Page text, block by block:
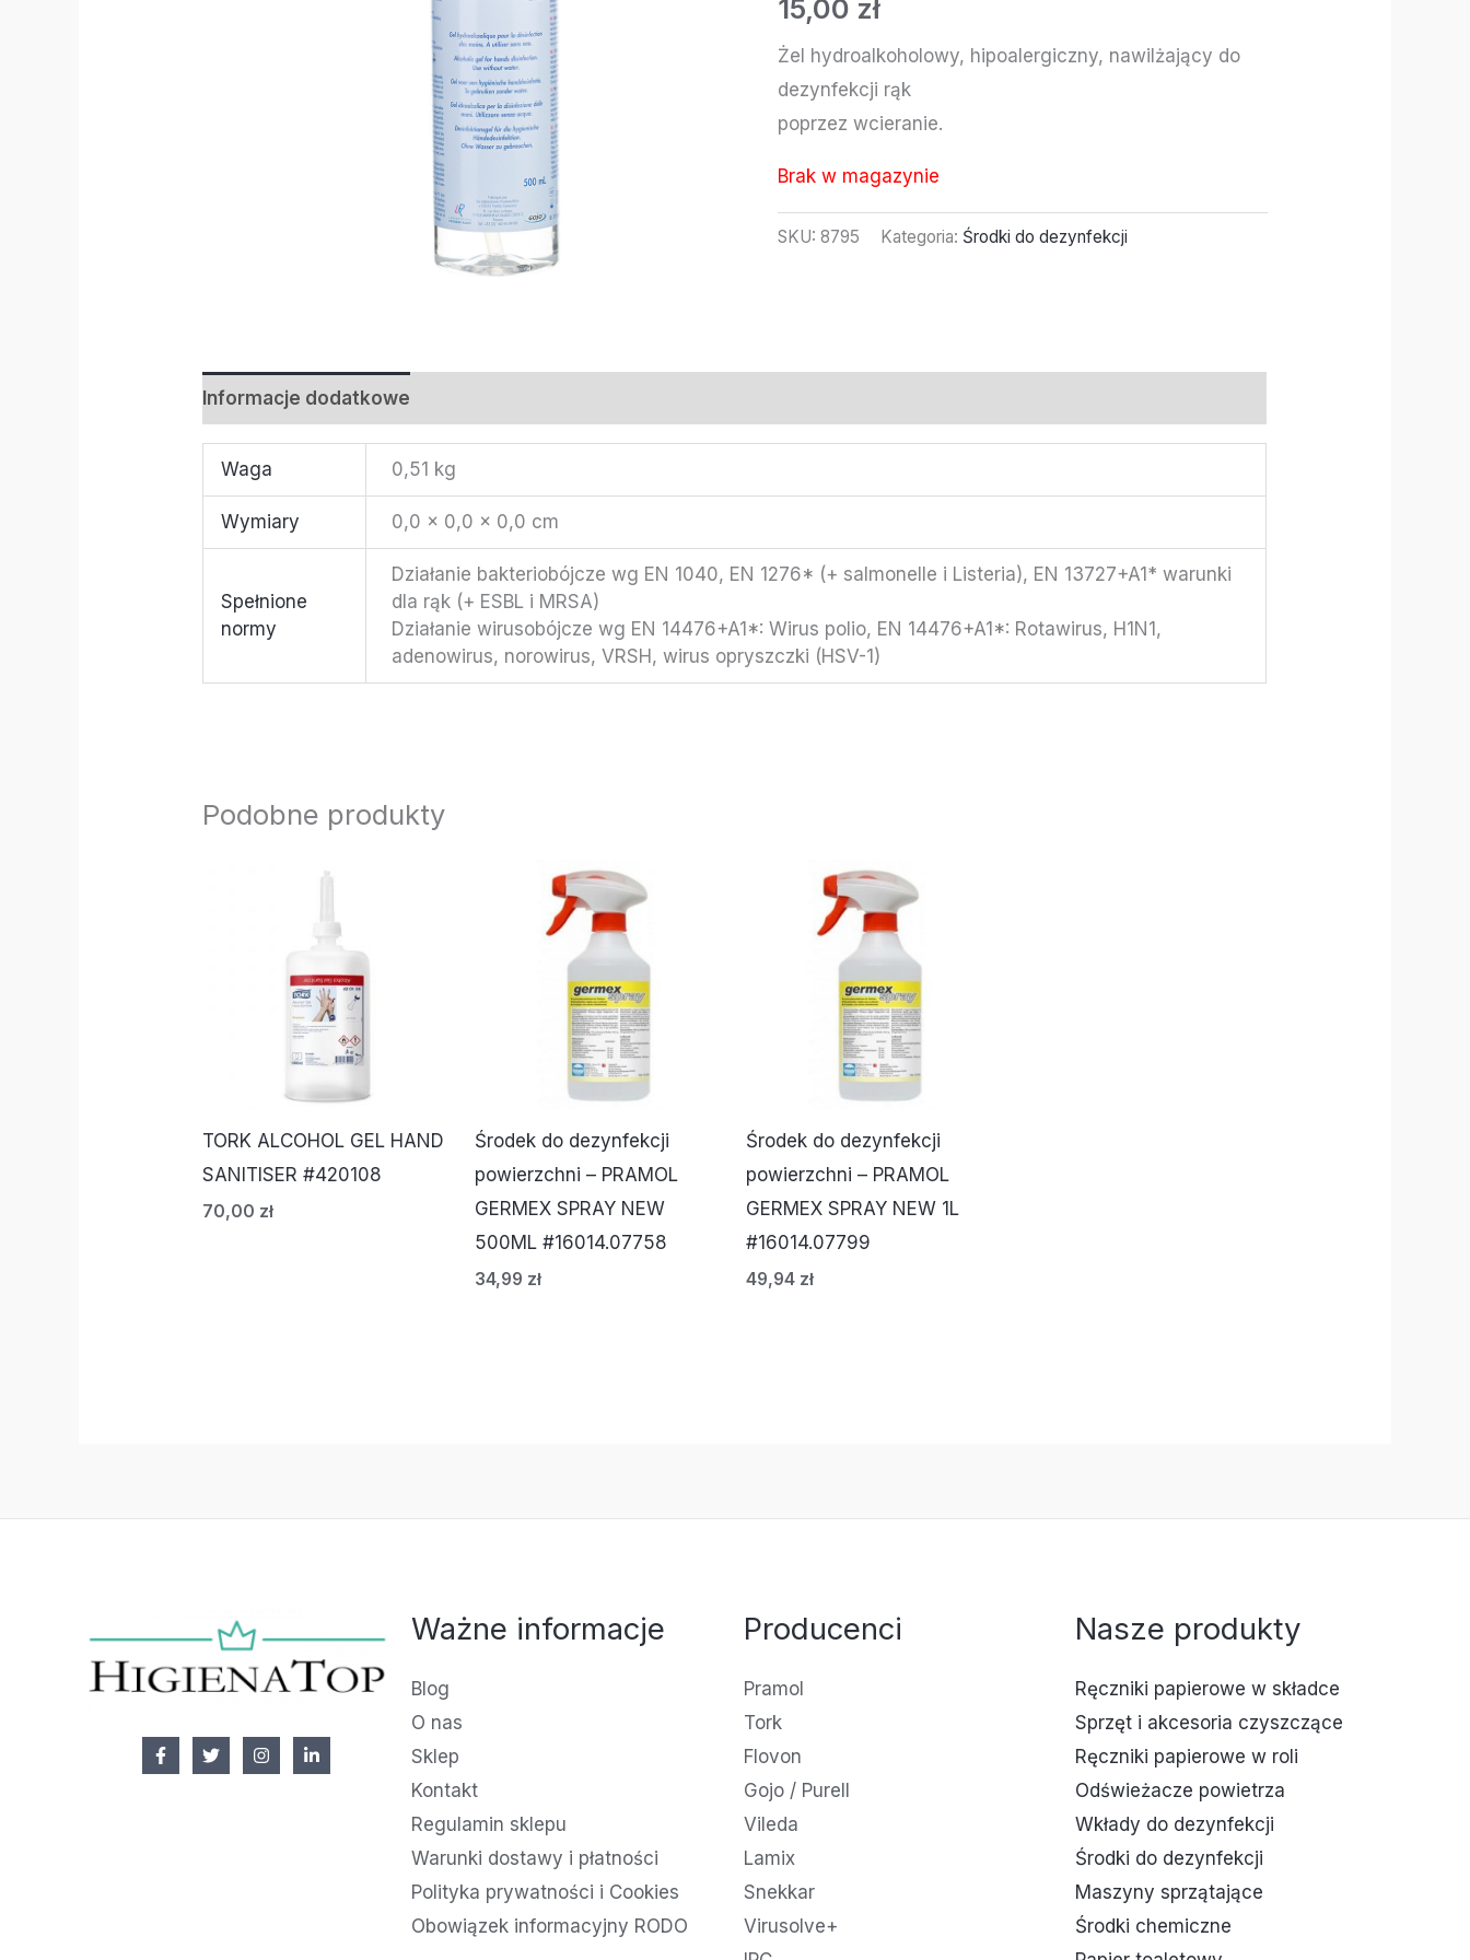
15,00 zł
Żel hydroalkoholowy, hipoalergiczny, nawilżający do
dezynfekcji rąk
poprzez wcieranie.
Brak w magazynie
SKU: 8795 Kategoria: Środki do dezynfekcji
Informacje dodatkowe
Waga 0,51 kg
Wymiary 0,0 × 0,0 × 0,0 cm
Spełnione
normy
Działanie bakteriobójcze wg EN 1040, EN 1276* (+ salmonelle i Listeria), EN 13727+A1* warunki
dla rąk (+ ESBL i MRSA)
Działanie wirusobójcze wg EN 14476+A1*: Wirus polio, EN 14476+A1*: Rotawirus, H1N1,
adenowirus, norowirus, VRSH, wirus opryszczki (HSV-1)
Podobne produkty
TORK ALCOHOL GEL HAND
SANITISER #420108
70,00 zł
Środek do dezynfekcji
powierzchni – PRAMOL
GERMEX SPRAY NEW
500ML #16014.07758
34,99 zł
Środek do dezynfekcji
powierzchni – PRAMOL
GERMEX SPRAY NEW 1L
#16014.07799
49,94 zł
Ważne informacje
Blog
O nas
Sklep
Kontakt
Regulamin sklepu
Warunki dostawy i płatności
Polityka prywatności i Cookies
Obowiązek informacyjny RODO
Producenci
Pramol
Tork
Flovon
Gojo / Purell
Vileda
Lamix
Snekkar
Virusolve+
Nasze produkty
Ręczniki papierowe w składce
Sprzęt i akcesoria czyszczące
Ręczniki papierowe w roli
Odświeżacze powietrza
Wkłady do dezynfekcji
Środki do dezynfekcji
Maszyny sprzątające
Środki chemiczne